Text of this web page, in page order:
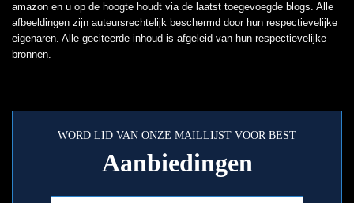
amazon en u op de hoogte houdt via de laatst toegevoegde blogs. Alle
afbeeldingen zijn auteursrechtelijk beschermd door hun respectievelijke
eigenaren. Alle geciteerde inhoud is afgeleid van hun respectievelijke
bronnen.
WORD LID VAN ONZE MAILLIJST VOOR BEST
Aanbiedingen